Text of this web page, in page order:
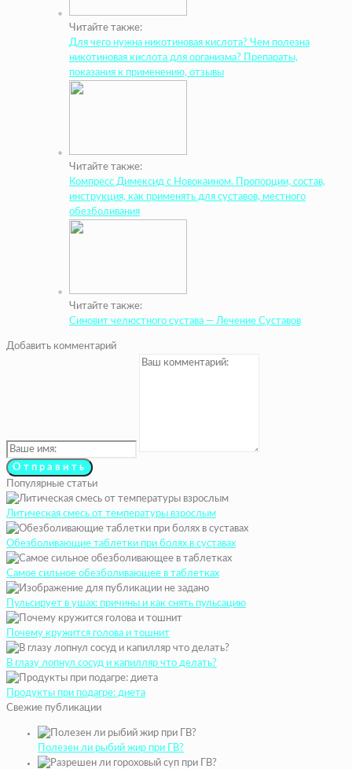
Читайте также:
Для чего нужна никотиновая кислота? Чем полезна
никотиновая кислота для организма? Препараты,
показания к применению, отзывы
Читайте также:
Компресс Димексид с Новокаином. Пропорции, состав,
инструкция, как применять для суставов, местного
обезболивания
Читайте также:
Синовит челюстного сустава — Лечение Суставов
Добавить комментарий
Популярные статьи
Литическая смесь от температуры взрослым
Обезболивающие таблетки при болях в суставах
Самое сильное обезболивающее в таблетках
Пульсирует в ушах: причины и как снять пульсацию
Почему кружится голова и тошнит
В глазу лопнул сосуд и капилляр что делать?
Продукты при подагре: диета
Свежие публикации
Полезен ли рыбий жир при ГВ?